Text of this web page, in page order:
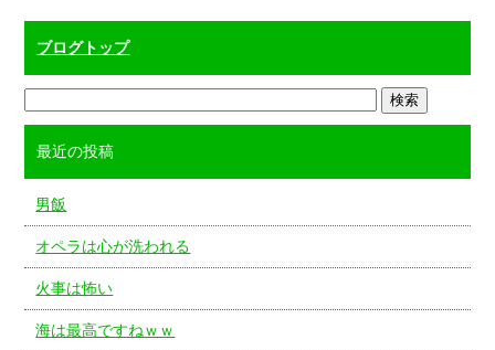
ブログトップ
最近の投稿
男飯
オペラは心が洗われる
火事は怖い
海は最高ですねｗｗ